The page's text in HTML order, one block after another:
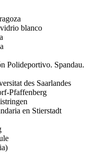
blanco
Polideportivo. Spandau.
des Saarlandes
Pfaffenberg
en Stierstadt